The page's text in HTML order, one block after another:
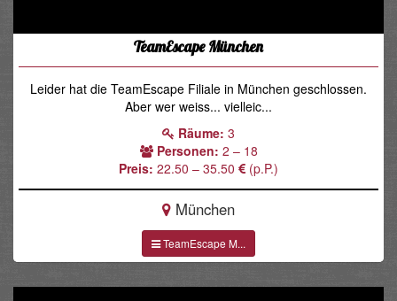
TeamEscape München
Leider hat die TeamEscape Filiale in München geschlossen.
Aber wer weiss... vielleic...
Räume: 3
Personen: 2 – 18
Preis: 22.50 – 35.50 (p.P.)
München
TeamEscape M...